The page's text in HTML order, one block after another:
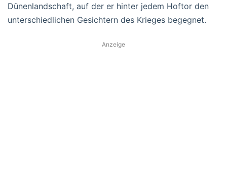
Dünenlandschaft, auf der er hinter jedem Hoftor den
unterschiedlichen Gesichtern des Krieges begegnet.
Anzeige